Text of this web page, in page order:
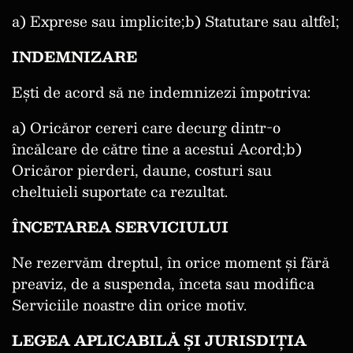
a) Exprese sau implicite;b) Statutare sau altfel;
INDEMNIZARE
Ești de acord să ne indemnizezi împotriva:
a) Oricăror cereri care decurg dintr-o
încălcare de către tine a acestui Acord;b)
Oricăror pierderi, daune, costuri sau
cheltuieli suportate ca rezultat.
ÎNCETAREA SERVICIULUI
Ne rezervăm dreptul, în orice moment și fără
preaviz, de a suspenda, înceta sau modifica
Serviciile noastre din orice motiv.
LEGEA APLICABILĂ ȘI JURISDIȚIA